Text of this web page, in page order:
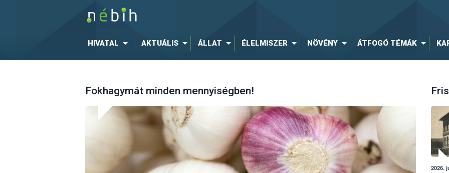
HIVATAL AKTUÁLIS ÁLLAT ÉLELMISZER NÖVÉNY ÁTFOGÓ TÉMÁK
Fokhagymát minden mennyiségben!
2026.